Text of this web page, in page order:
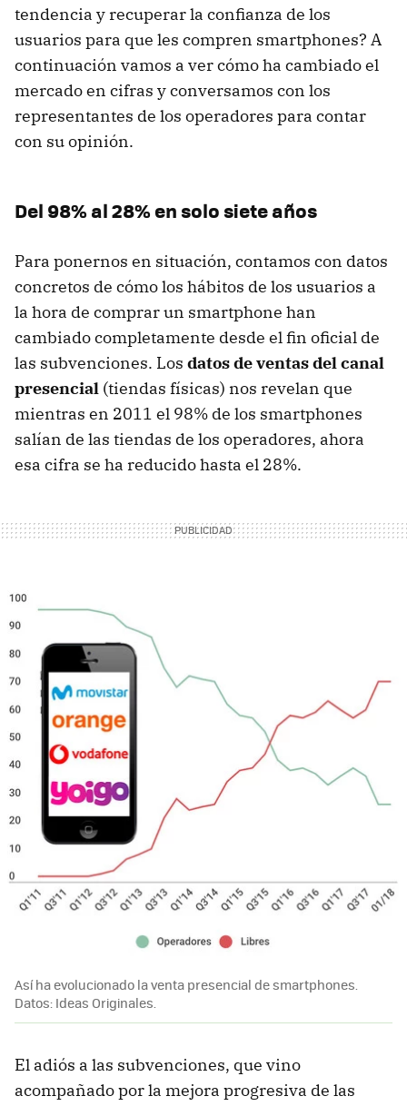
tendencia y recuperar la confianza de los
usuarios para que les compren smartphones? A
continuación vamos a ver cómo ha cambiado el
mercado en cifras y conversamos con los
representantes de los operadores para contar
con su opinión.
Del 98% al 28% en solo siete años
Para ponernos en situación, contamos con datos
concretos de cómo los hábitos de los usuarios a
la hora de comprar un smartphone han
cambiado completamente desde el fin oficial de
las subvenciones. Los datos de ventas del canal
presencial (tiendas físicas) nos revelan que
mientras en 2011 el 98% de los smartphones
salían de las tiendas de los operadores, ahora
esa cifra se ha reducido hasta el 28%.
Así ha evolucionado la venta presencial de smartphones.
Datos: Ideas Originales.
El adiós a las subvenciones, que vino
acompañado por la mejora progresiva de las